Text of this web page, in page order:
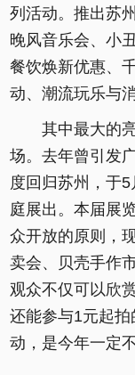
列活动。推出苏
晚风音乐会、小
餐饮焕新优惠、
动、潮流玩乐与
其中最大的
场。去年曾引发
度回归苏州，于
庭展出。本届展
众开放的原则，
卖会、贝壳手作
观众不仅可以欣
还能参与1元起
动，是今年一定